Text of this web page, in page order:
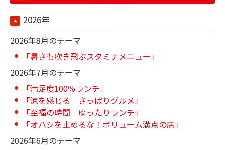
2026年
2026年8月のテーマ
「暑さも吹き飛ぶスタミナメニュー」
2026年7月のテーマ
「満足度100％ランチ」
「涼を感じる さっぱりグルメ」
「至福の時間 ゆったりランチ」
「オハシを止めるな！ボリューム満点の店」
2026年6月のテーマ